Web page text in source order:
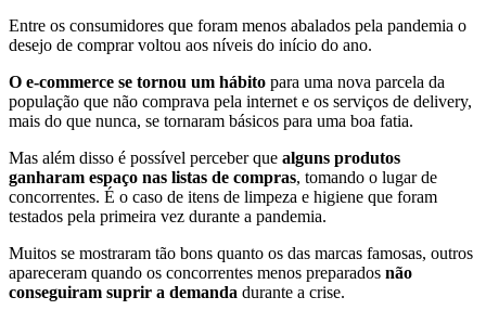
Entre os consumidores que foram menos abalados pela pandemia o
desejo de comprar voltou aos níveis do início do ano.
O e-commerce se tornou um hábito para uma nova parcela da
população que não comprava pela internet e os serviços de delivery,
mais do que nunca, se tornaram básicos para uma boa fatia.
Mas além disso é possível perceber que alguns produtos
ganharam espaço nas listas de compras, tomando o lugar de
concorrentes. É o caso de itens de limpeza e higiene que foram
testados pela primeira vez durante a pandemia.
Muitos se mostraram tão bons quanto os das marcas famosas, outros
apareceram quando os concorrentes menos preparados não
conseguiram suprir a demanda durante a crise.